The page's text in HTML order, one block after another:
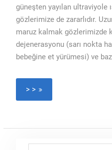
güneşten yayılan ultraviyole
gözlerimize de zararlıdır.
maruz kalmak gözlerimizde
dejenerasyonu (sarı nokta
bebeğine et yürümesi) ve
> >